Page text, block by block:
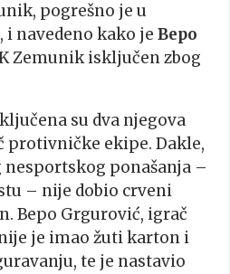
pogrešno je u
navedeno kako je Bepo
Zemunik isključen zbog
su dva njegova
protivničke ekipe. Dakle,
nesportskog ponašanja –
– nije dobio crveni
Bepo Grgurović, igrač
je imao žuti karton i
te je nastavio